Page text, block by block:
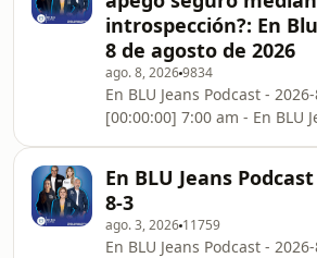
introspección?: En
8 de agosto de 2026
ago. 8, 20269834
En BLU Jeans Podcast -
[00:00:00] 7:00 am - En BLU
[03:00:00] 10:00 am - En BLU
omnystudio.com/listener for
information.
En BLU Jeans
8-3
ago. 3, 2026 11759
En BLU Jeans Podcast -